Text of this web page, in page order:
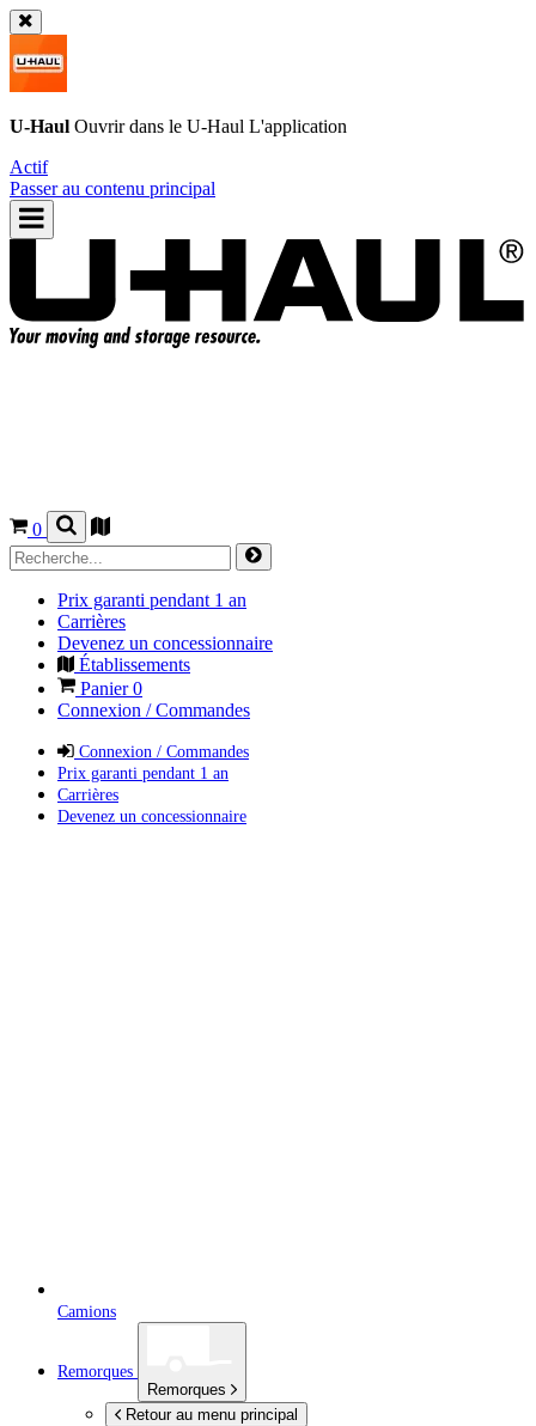
U-Haul Ouvrir dans le U-Haul L'application
Actif
Passer au contenu principal
0
Prix garanti pendant 1 an
Carrières
Devenez un concessionnaire
Établissements
Panier0
Connexion / Commandes
Connexion / Commandes
Prix garanti pendant 1 an
Carrières
Devenez un concessionnaire
Camions
Remorques
Remorques
Retour au menu principal